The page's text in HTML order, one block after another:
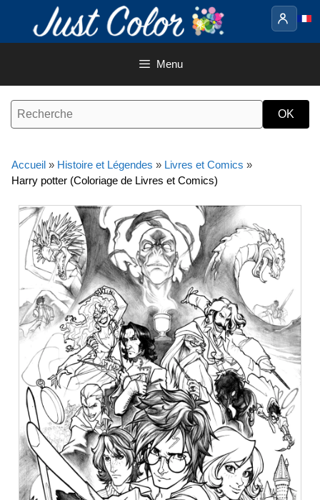
contenu
Menu
Accueil » Histoire et Légendes » Livres et Comics »
Harry potter (Coloriage de Livres et Comics)